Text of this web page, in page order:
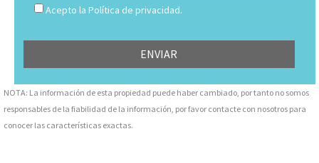
Acepto la Política de privacidad.
NOTA: La información de esta propiedad puede haber cambiado, por tanto no somos
responsables de la fiabilidad de la información, por favor contacte con nosotros para
conocer las características exactas.